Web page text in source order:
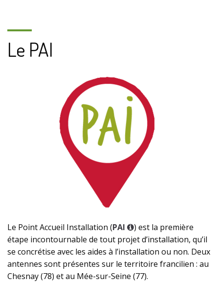
Le PAI
Le Point Accueil Installation (PAI
) est la première
étape incontournable de tout projet d’installation, qu’il
se concrétise avec les aides à l’installation ou non. Deux
antennes sont présentes sur le territoire francilien : au
Chesnay (78) et au Mée-sur-Seine (77).